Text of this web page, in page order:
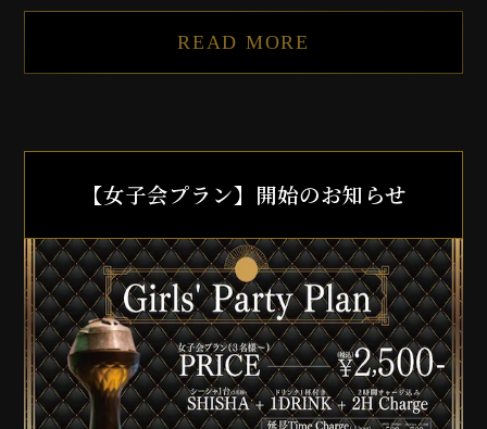
READ MORE
【女子会プラン】開始のお知らせ